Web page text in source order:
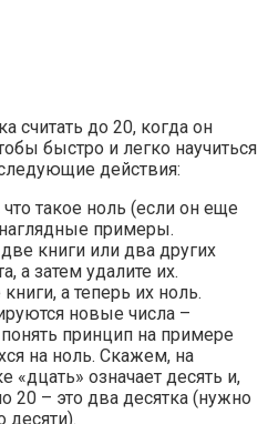
считать до 20, когда он
быстро и легко научиться
действия:
такое ноль (если он еще
примеры.
книги или два других
а затем удалите их.
а теперь их ноль.
новые числа –
принцип на примере
на ноль. Скажем, на
«дцать» означает десять и,
20 – это два десятка (нужно
десяти).